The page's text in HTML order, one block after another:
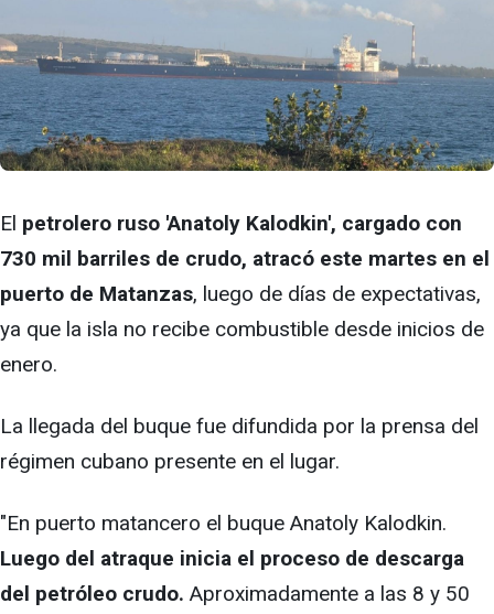
El petrolero ruso 'Anatoly Kalodkin', cargado con
730 mil barriles de crudo, atracó este martes en el
puerto de Matanzas, luego de días de expectativas,
ya que la isla no recibe combustible desde inicios de
enero.
La llegada del buque fue difundida por la prensa del
régimen cubano presente en el lugar.
"En puerto matancero el buque Anatoly Kalodkin.
Luego del atraque inicia el proceso de descarga
del petróleo crudo. Aproximadamente a las 8 y 50